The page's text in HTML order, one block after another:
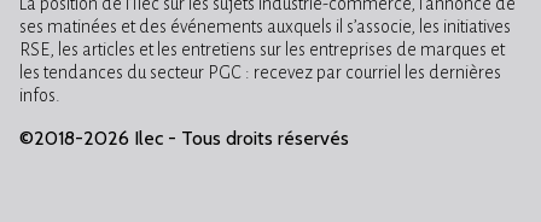
ses matinées et des événements auxquels il s’associe, les initiatives
RSE, les articles et les entretiens sur les entreprises de marques et
les tendances du secteur PGC : recevez par courriel les dernières
infos.
©2018-2026 Ilec - Tous droits réservés